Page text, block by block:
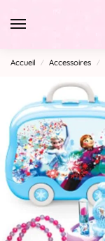
Accueil / Accessoires /